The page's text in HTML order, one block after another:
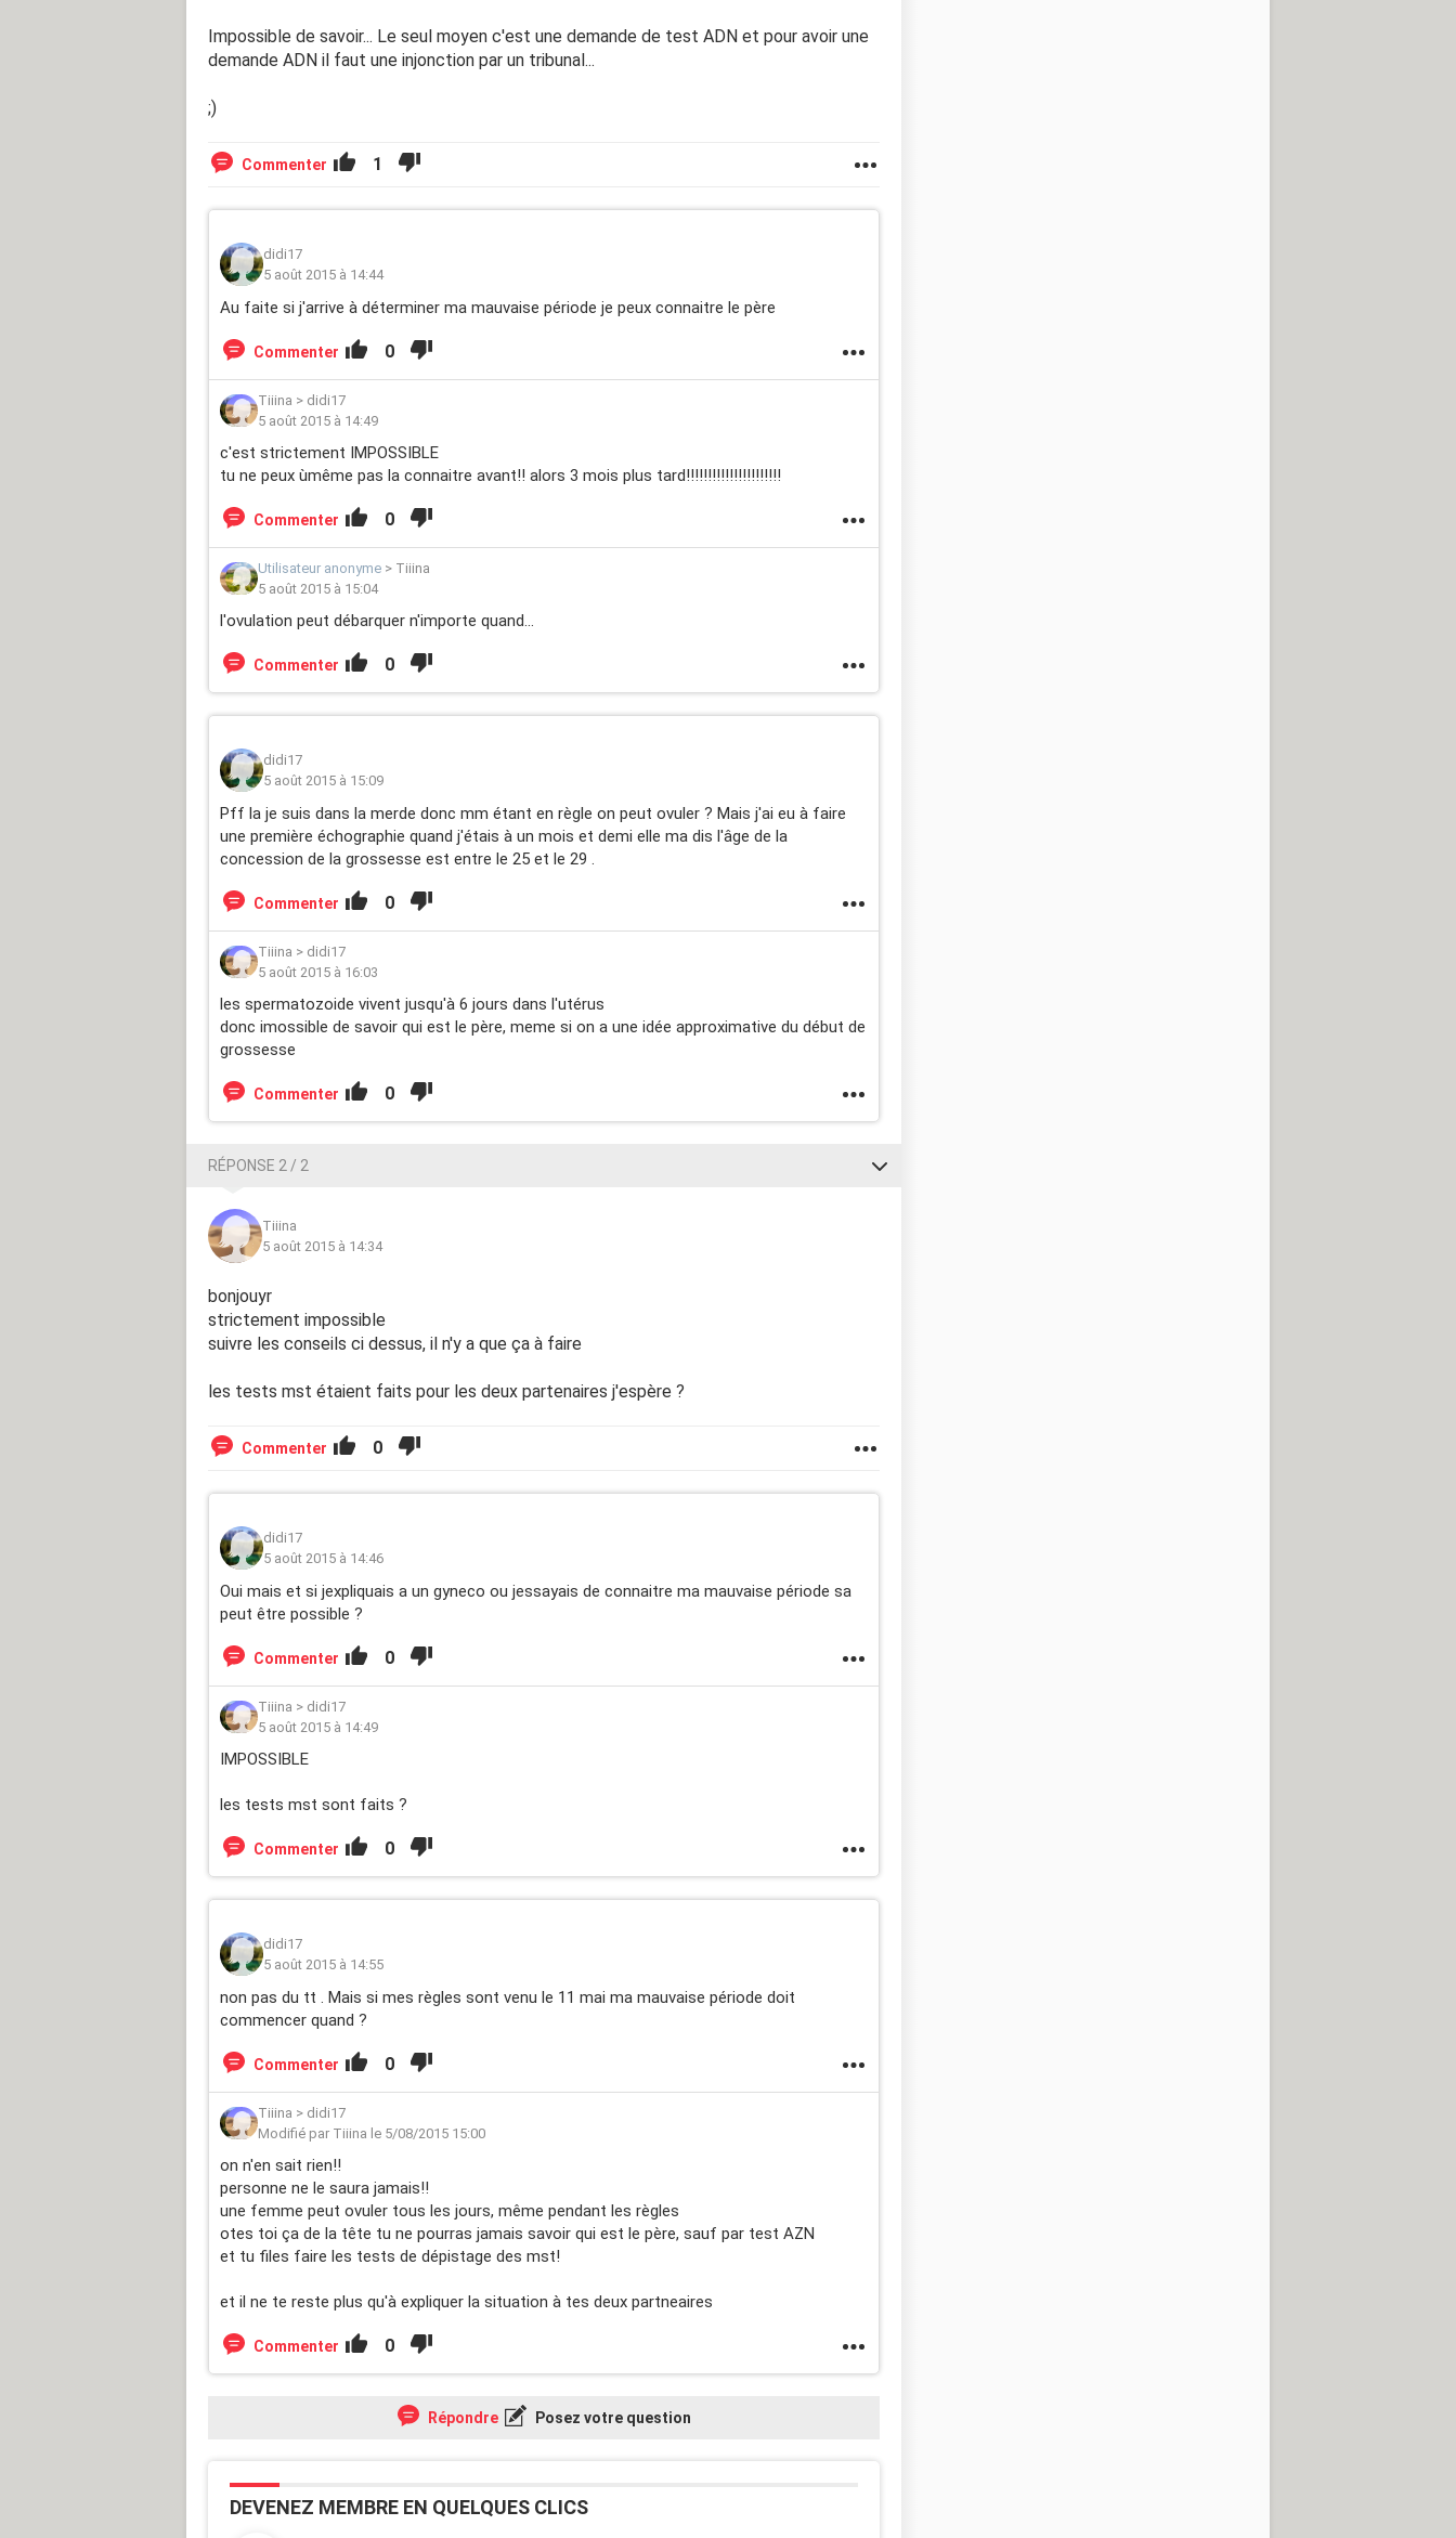
Impossible de savoir... Le seul moyen c'est une demande de test ADN et pour avoir une
demande ADN il faut une injonction par un tribunal...
;)
Commenter 1
didi17
5 août 2015 à 14:44
Au faite si j'arrive à déterminer ma mauvaise période je peux connaitre le père
Commenter 0
Tiiina > didi17
5 août 2015 à 14:49
c'est strictement IMPOSSIBLE
tu ne peux ùmême pas la connaitre avant!! alors 3 mois plus tard!!!!!!!!!!!!!!!!!!!!!!
Commenter 0
Utilisateur anonyme > Tiiina
5 août 2015 à 15:04
l'ovulation peut débarquer n'importe quand...
Commenter 0
didi17
5 août 2015 à 15:09
Pff la je suis dans la merde donc mm étant en règle on peut ovuler ? Mais j'ai eu à faire
une première échographie quand j'étais à un mois et demi elle ma dis l'âge de la
concession de la grossesse est entre le 25 et le 29 .
Commenter 0
Tiiina > didi17
5 août 2015 à 16:03
les spermatozoide vivent jusqu'à 6 jours dans l'utérus
donc imossible de savoir qui est le père, meme si on a une idée approximative du début de
grossesse
Commenter 0
RÉPONSE 2 / 2
Tiiina
5 août 2015 à 14:34
bonjouyr
strictement impossible
suivre les conseils ci dessus, il n'y a que ça à faire
les tests mst étaient faits pour les deux partenaires j'espère ?
Commenter 0
didi17
5 août 2015 à 14:46
Oui mais et si jexpliquais a un gyneco ou jessayais de connaitre ma mauvaise période sa
peut être possible ?
Commenter 0
Tiiina > didi17
5 août 2015 à 14:49
IMPOSSIBLE
les tests mst sont faits ?
Commenter 0
didi17
5 août 2015 à 14:55
non pas du tt . Mais si mes règles sont venu le 11 mai ma mauvaise période doit
commencer quand ?
Commenter 0
Tiiina > didi17
Modifié par Tiiina le 5/08/2015 15:00
on n'en sait rien!!
personne ne le saura jamais!!
une femme peut ovuler tous les jours, même pendant les règles
otes toi ça de la tête tu ne pourras jamais savoir qui est le père, sauf par test AZN
et tu files faire les tests de dépistage des mst!
et il ne te reste plus qu'à expliquer la situation à tes deux partneaires
Commenter 0
Répondre Posez votre question
DEVENEZ MEMBRE EN QUELQUES CLICS